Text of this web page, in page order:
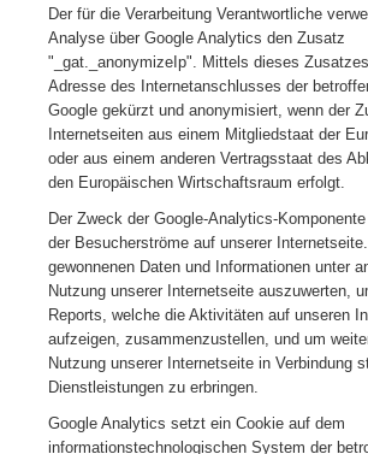
Der für die Verarbeitung Verantwortliche
Analyse über Google Analytics den Zusatz
"_gat._anonymizeIp". Mittels dieses
Adresse des Internetanschlusses der
Google gekürzt und anonymisiert, wenn der
Internetseiten aus einem Mitgliedstaat der
oder aus einem anderen Vertragsstaat des
den Europäischen Wirtschaftsraum erfolgt.
Der Zweck der Google-Analytics-
der Besucherströme auf unserer
gewonnenen Daten und Informationen unter
Nutzung unserer Internetseite auszuwerten,
Reports, welche die Aktivitäten auf unseren
aufzeigen, zusammenzustellen, und um
Nutzung unserer Internetseite in Verbindung
Dienstleistungen zu erbringen.
Google Analytics setzt ein Cookie auf dem
informationstechnologischen System der